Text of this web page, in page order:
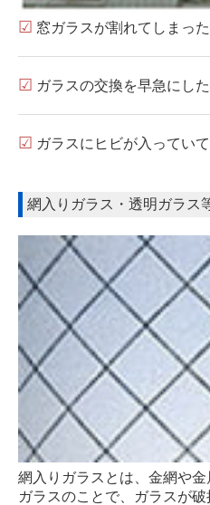
その他
オートロックシステム
建具関連工事
ドア本体
ドアカバー工法
ドア枠修理
シャッター・自動ドア
防音ドア・テンパードア
ドアクローザー
フロアヒンジ
☑ 窓ガラスが割れてしまった
☑ ガラスの交換を早急にした
☑ ガラスにヒビが入っていて
網入りガラス・透明ガラス
網入りガラスとは、金網や
ガラスのことで、ガラスが